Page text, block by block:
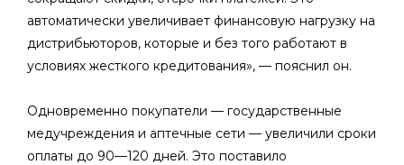
автоматически увеличивает финансовую нагрузку на
дистрибьюторов, которые и без того работают в
условиях жесткого кредитования», — пояснил он.
Одновременно покупатели — государственные
медучреждения и аптечные сети — увеличили сроки
оплаты до 90—120 дней. Это поставило